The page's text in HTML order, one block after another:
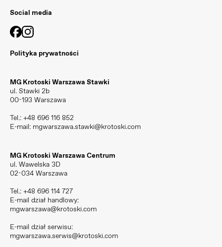
Social media
Polityka prywatności
MG Krotoski Warszawa Stawki
ul. Stawki 2b
00-193 Warszawa
Tel.: +48 696 116 852
E-mail: mgwarszawa.stawki@krotoski.com
MG Krotoski Warszawa Centrum
ul. Wawelska 3D
02-034 Warszawa
Tel.: +48 696 114 727
E-mail dział handlowy:
mgwarszawa@krotoski.com
E-mail dział serwisu:
mgwarszawa.serwis@krotoski.com